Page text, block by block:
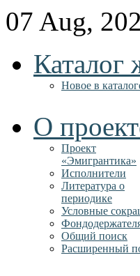
07 Aug,
Каталог
Новое в
О
Проект
«Эмигрантика»
Исполнители
Литература о
периодике
Условные
Общий поиск
Расширенный